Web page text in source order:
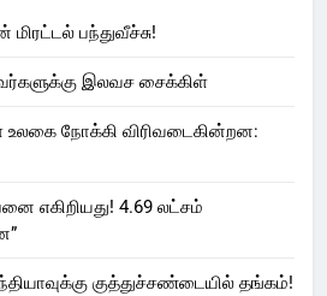
பந்துவீச்சு!
இலவச சைக்கிள்
உலகை நோக்கி விரிவடைகின்றன:
எகிறியது! 4.69 லட்சம்
குத்துச்சண்டையில் தங்கம்!